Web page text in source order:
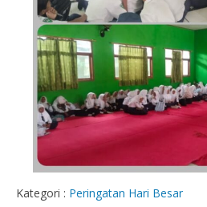
Kategori : Peringatan Hari Besar